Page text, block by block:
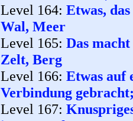
Level 164: Etwas,
Wal, Meer
Level 165: Das
Zelt, Berg
Level 166: Etwas auf
Verbindung
Level 167: